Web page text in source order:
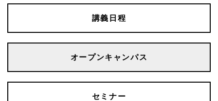
講義日程
オープンキャンパス
セミナー